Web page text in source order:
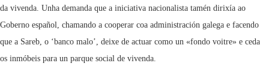
da vivenda. Unha demanda que a iniciativa nacionalista tamén dirixía ao
Goberno español, chamando a cooperar coa administración galega e facendo
que a Sareb, o ‘banco malo’, deixe de actuar como un «fondo voitre» e ceda
os inmóbeis para un parque social de vivenda.